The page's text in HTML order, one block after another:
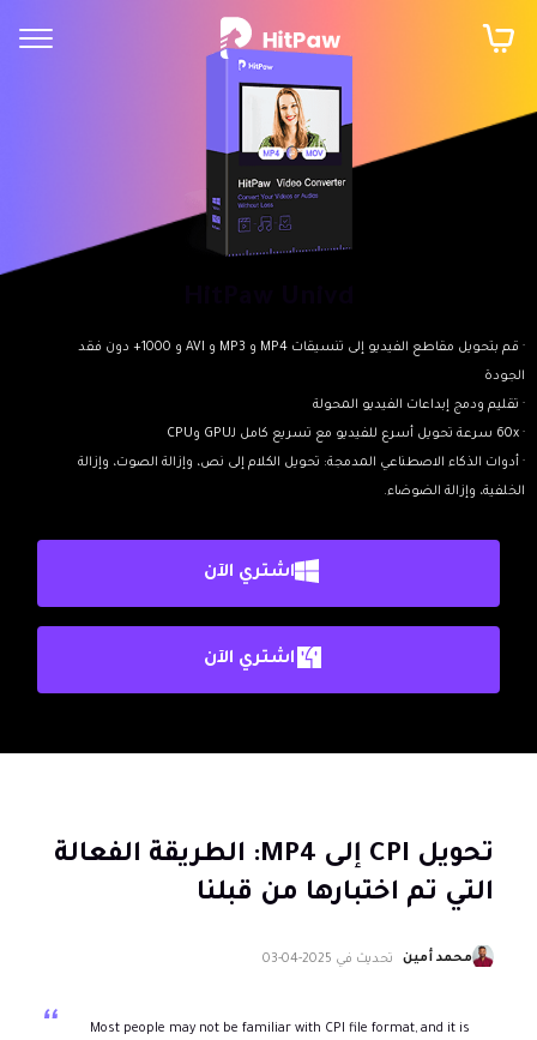
· قم بتحويل مقاطع الفيديو إلى تنسيقات MP4 و MP3 و AVI و 1000+ دون فقد
الجودة
· تقليم ودمج إبداعات الفيديو المحولة
· 60x سرعة تحويل أسرع للفيديو مع تسريع كامل لـGPU وCPU
· أدوات الذكاء الاصطناعي المدمجة: تحويل الكلام إلى نص، وإزالة الصوت، وإزالة
الخلفية، وإزالة الضوضاء.
اشتري الآن
اشتري الآن
تحويل CPI إلى MP4: الطريقة الفعالة
التي تم اختبارها من قبلنا
محمد أمين تحديث في 2025-04-03
Most people may not be familiar with CPI file format, and it is